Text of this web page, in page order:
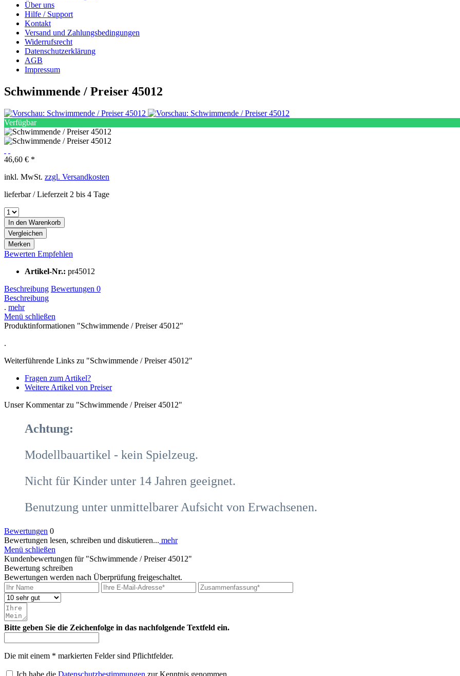
Über uns
Hilfe / Support
Kontakt
Versand und Zahlungsbedingungen
Widerrufsrecht
Datenschutzerklärung
AGB
Impressum
Schwimmende / Preiser 45012
Verfügbar
46,60 € *
inkl. MwSt. zzgl. Versandkosten
lieferbar / Lieferzeit 2 bis 4 Tage
In den Warenkorb
Vergleichen
Merken
Bewerten Empfehlen
Artikel-Nr.: pr45012
Beschreibung Bewertungen 0
Beschreibung
. mehr
Menü schließen
Produktinformationen "Schwimmende / Preiser 45012"
.
Weiterführende Links zu "Schwimmende / Preiser 45012"
Fragen zum Artikel?
Weitere Artikel von Preiser
Unser Kommentar zu "Schwimmende / Preiser 45012"
Achtung:
Modellbauartikel - kein Spielzeug.
Nicht für Kinder unter 14 Jahren geeignet.
Benutzung unter unmittelbarer Aufsicht von Erwachsenen.
Bewertungen 0
Bewertungen lesen, schreiben und diskutieren... mehr
Menü schließen
Kundenbewertungen für "Schwimmende / Preiser 45012"
Bewertung schreiben
Bewertungen werden nach Überprüfung freigeschaltet.
Bitte geben Sie die Zeichenfolge in das nachfolgende Textfeld ein.
Die mit einem * markierten Felder sind Pflichtfelder.
Ich habe die Datenschutzbestimmungen zur Kenntnis genommen.